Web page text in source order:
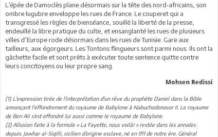
L’épée de Damoclès plane désormais sur la tête des nord-africains, son
ombre lugubre enveloppe les rues de France. Le couperet qui a
transgressé les règles de bienséance, souillé la liberté de la presse,
endeuillé la libre pratique du culte, et ensanglanté les rues de plusieurs
villes d’Europe rode désormais dans les rues de Tunisie. Gare aux
tailleurs, aux égorgeurs. Les Tontons flingueurs sont parmi nous. Ils ont la
gâchette facile et sont prêts à exécuter toute sentence quitte contre
leurs concitoyens ou leur propre sang.
Mohsen Redissi
(1) L'expression tirée de l'interprétation d'un rêve du prophète Daniel dans la Bible
annonçant l'effondrement du royaume de Babylone à Nabuchodonosor II. Le royaume
de Ben Ali s’est effondré lui aussi comme le royaume de Babylone.
(2) Allusion faite à la formule « La Fayette, nous voilà! » restée dans les annales
depuis. Jawhar al-Siqilli, sicilien d’origine esclave, né en 911 de notre ère. Général